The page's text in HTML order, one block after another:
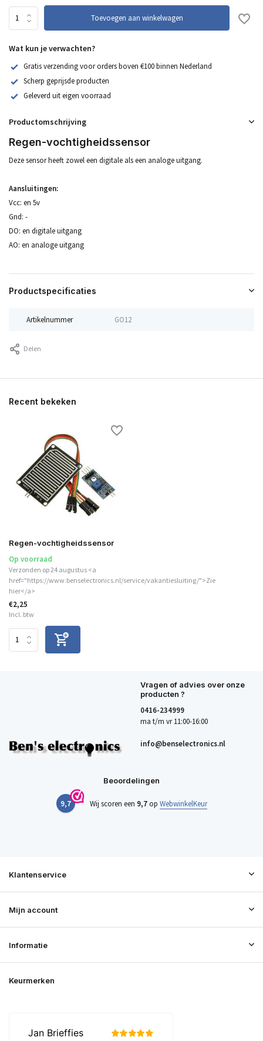
Toevoegen aan winkelwagen
Wat kun je verwachten?
Gratis verzending voor orders boven €100 binnen Nederland
Scherp geprijsde producten
Geleverd uit eigen voorraad
Productomschrijving
Regen-vochtigheidssensor
Deze sensor heeft zowel een digitale als een analoge uitgang.
Aansluitingen:
Vcc: en 5v
Gnd: -
DO: en digitale uitgang
AO: en analoge uitgang
Productspecificaties
Artikelnummer GO12
Delen
Recent bekeken
Regen-vochtigheidssensor
Op voorraad
Verzonden op 24 augustus <a
href="https://www.benselectronics.nl/service/vakantiesluiting/">Zie
hier</a>
€2,25
Incl. btw
Vragen of advies over onze
producten ?
0416-234999
ma t/m vr 11:00-16:00
info@benselectronics.nl
Beoordelingen
9,7 Wij scoren een 9,7op WebwinkelKeur
Klantenservice
Mijn account
Informatie
Keurmerken